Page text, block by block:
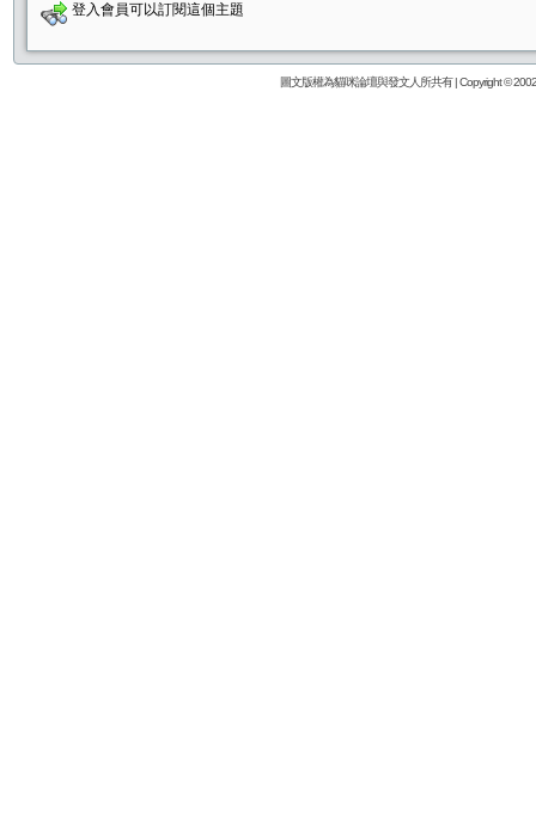
登入會員可以訂閱這個主題
圖文版權為貓咪論壇與發文人所共有 | Copyright ©